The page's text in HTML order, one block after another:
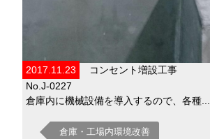
2017.11.23
コンセント増設工事
No.J-0227
倉庫内に機械設備を導入するので、各種...
倉庫・工場内環境改善